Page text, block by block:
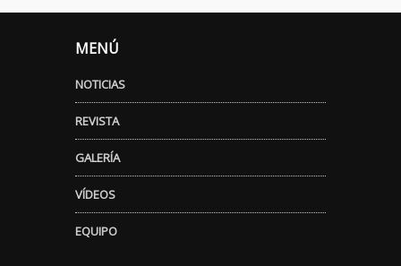
MENÚ
NOTICIAS
REVISTA
GALERÍA
VÍDEOS
EQUIPO